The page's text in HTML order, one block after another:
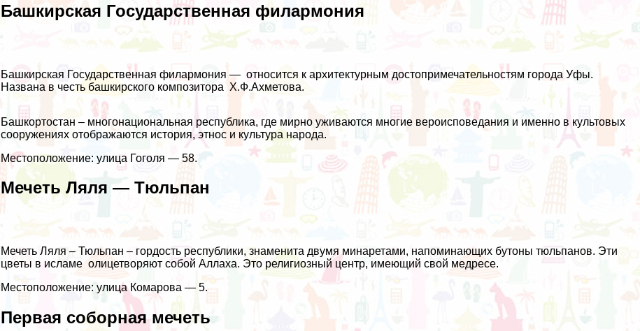
Башкирская Государственная филармония
Башкирская Государственная филармония — относится к архитектурным достопримечательностям города Уфы.
Названа в честь башкирского композитора Х.Ф.Ахметова.
Башкортостан – многонациональная республика, где мирно уживаются многие вероисповедания и именно в культовых
сооружениях отображаются история, этнос и культура народа.
Местоположение: улица Гоголя — 58.
Мечеть Ляля — Тюльпан
Мечеть Ляля – Тюльпан – гордость республики, знаменита двумя минаретами, напоминающих бутоны тюльпанов. Эти
цветы в исламе олицетворяют собой Аллаха. Это религиозный центр, имеющий свой медресе.
Местоположение: улица Комарова — 5.
Первая соборная мечеть